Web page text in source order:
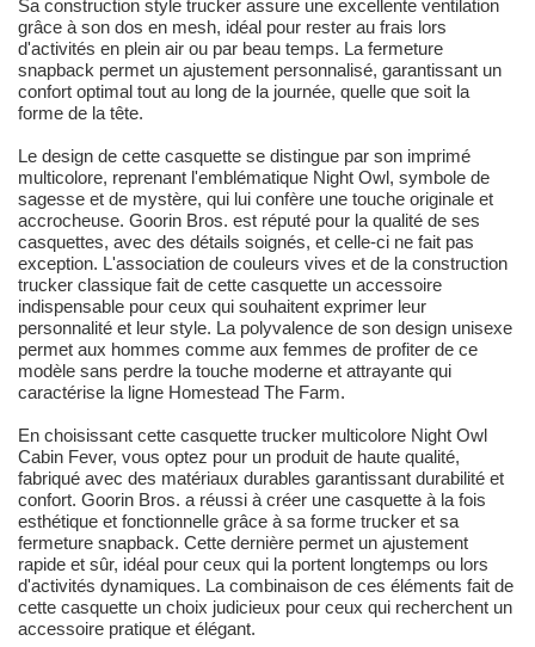
Sa construction style trucker assure une excellente ventilation
grâce à son dos en mesh, idéal pour rester au frais lors
d'activités en plein air ou par beau temps. La fermeture
snapback permet un ajustement personnalisé, garantissant un
confort optimal tout au long de la journée, quelle que soit la
forme de la tête.
Le design de cette casquette se distingue par son imprimé
multicolore, reprenant l'emblématique Night Owl, symbole de
sagesse et de mystère, qui lui confère une touche originale et
accrocheuse. Goorin Bros. est réputé pour la qualité de ses
casquettes, avec des détails soignés, et celle-ci ne fait pas
exception. L'association de couleurs vives et de la construction
trucker classique fait de cette casquette un accessoire
indispensable pour ceux qui souhaitent exprimer leur
personnalité et leur style. La polyvalence de son design unisexe
permet aux hommes comme aux femmes de profiter de ce
modèle sans perdre la touche moderne et attrayante qui
caractérise la ligne Homestead The Farm.
En choisissant cette casquette trucker multicolore Night Owl
Cabin Fever, vous optez pour un produit de haute qualité,
fabriqué avec des matériaux durables garantissant durabilité et
confort. Goorin Bros. a réussi à créer une casquette à la fois
esthétique et fonctionnelle grâce à sa forme trucker et sa
fermeture snapback. Cette dernière permet un ajustement
rapide et sûr, idéal pour ceux qui la portent longtemps ou lors
d'activités dynamiques. La combinaison de ces éléments fait de
cette casquette un choix judicieux pour ceux qui recherchent un
accessoire pratique et élégant.